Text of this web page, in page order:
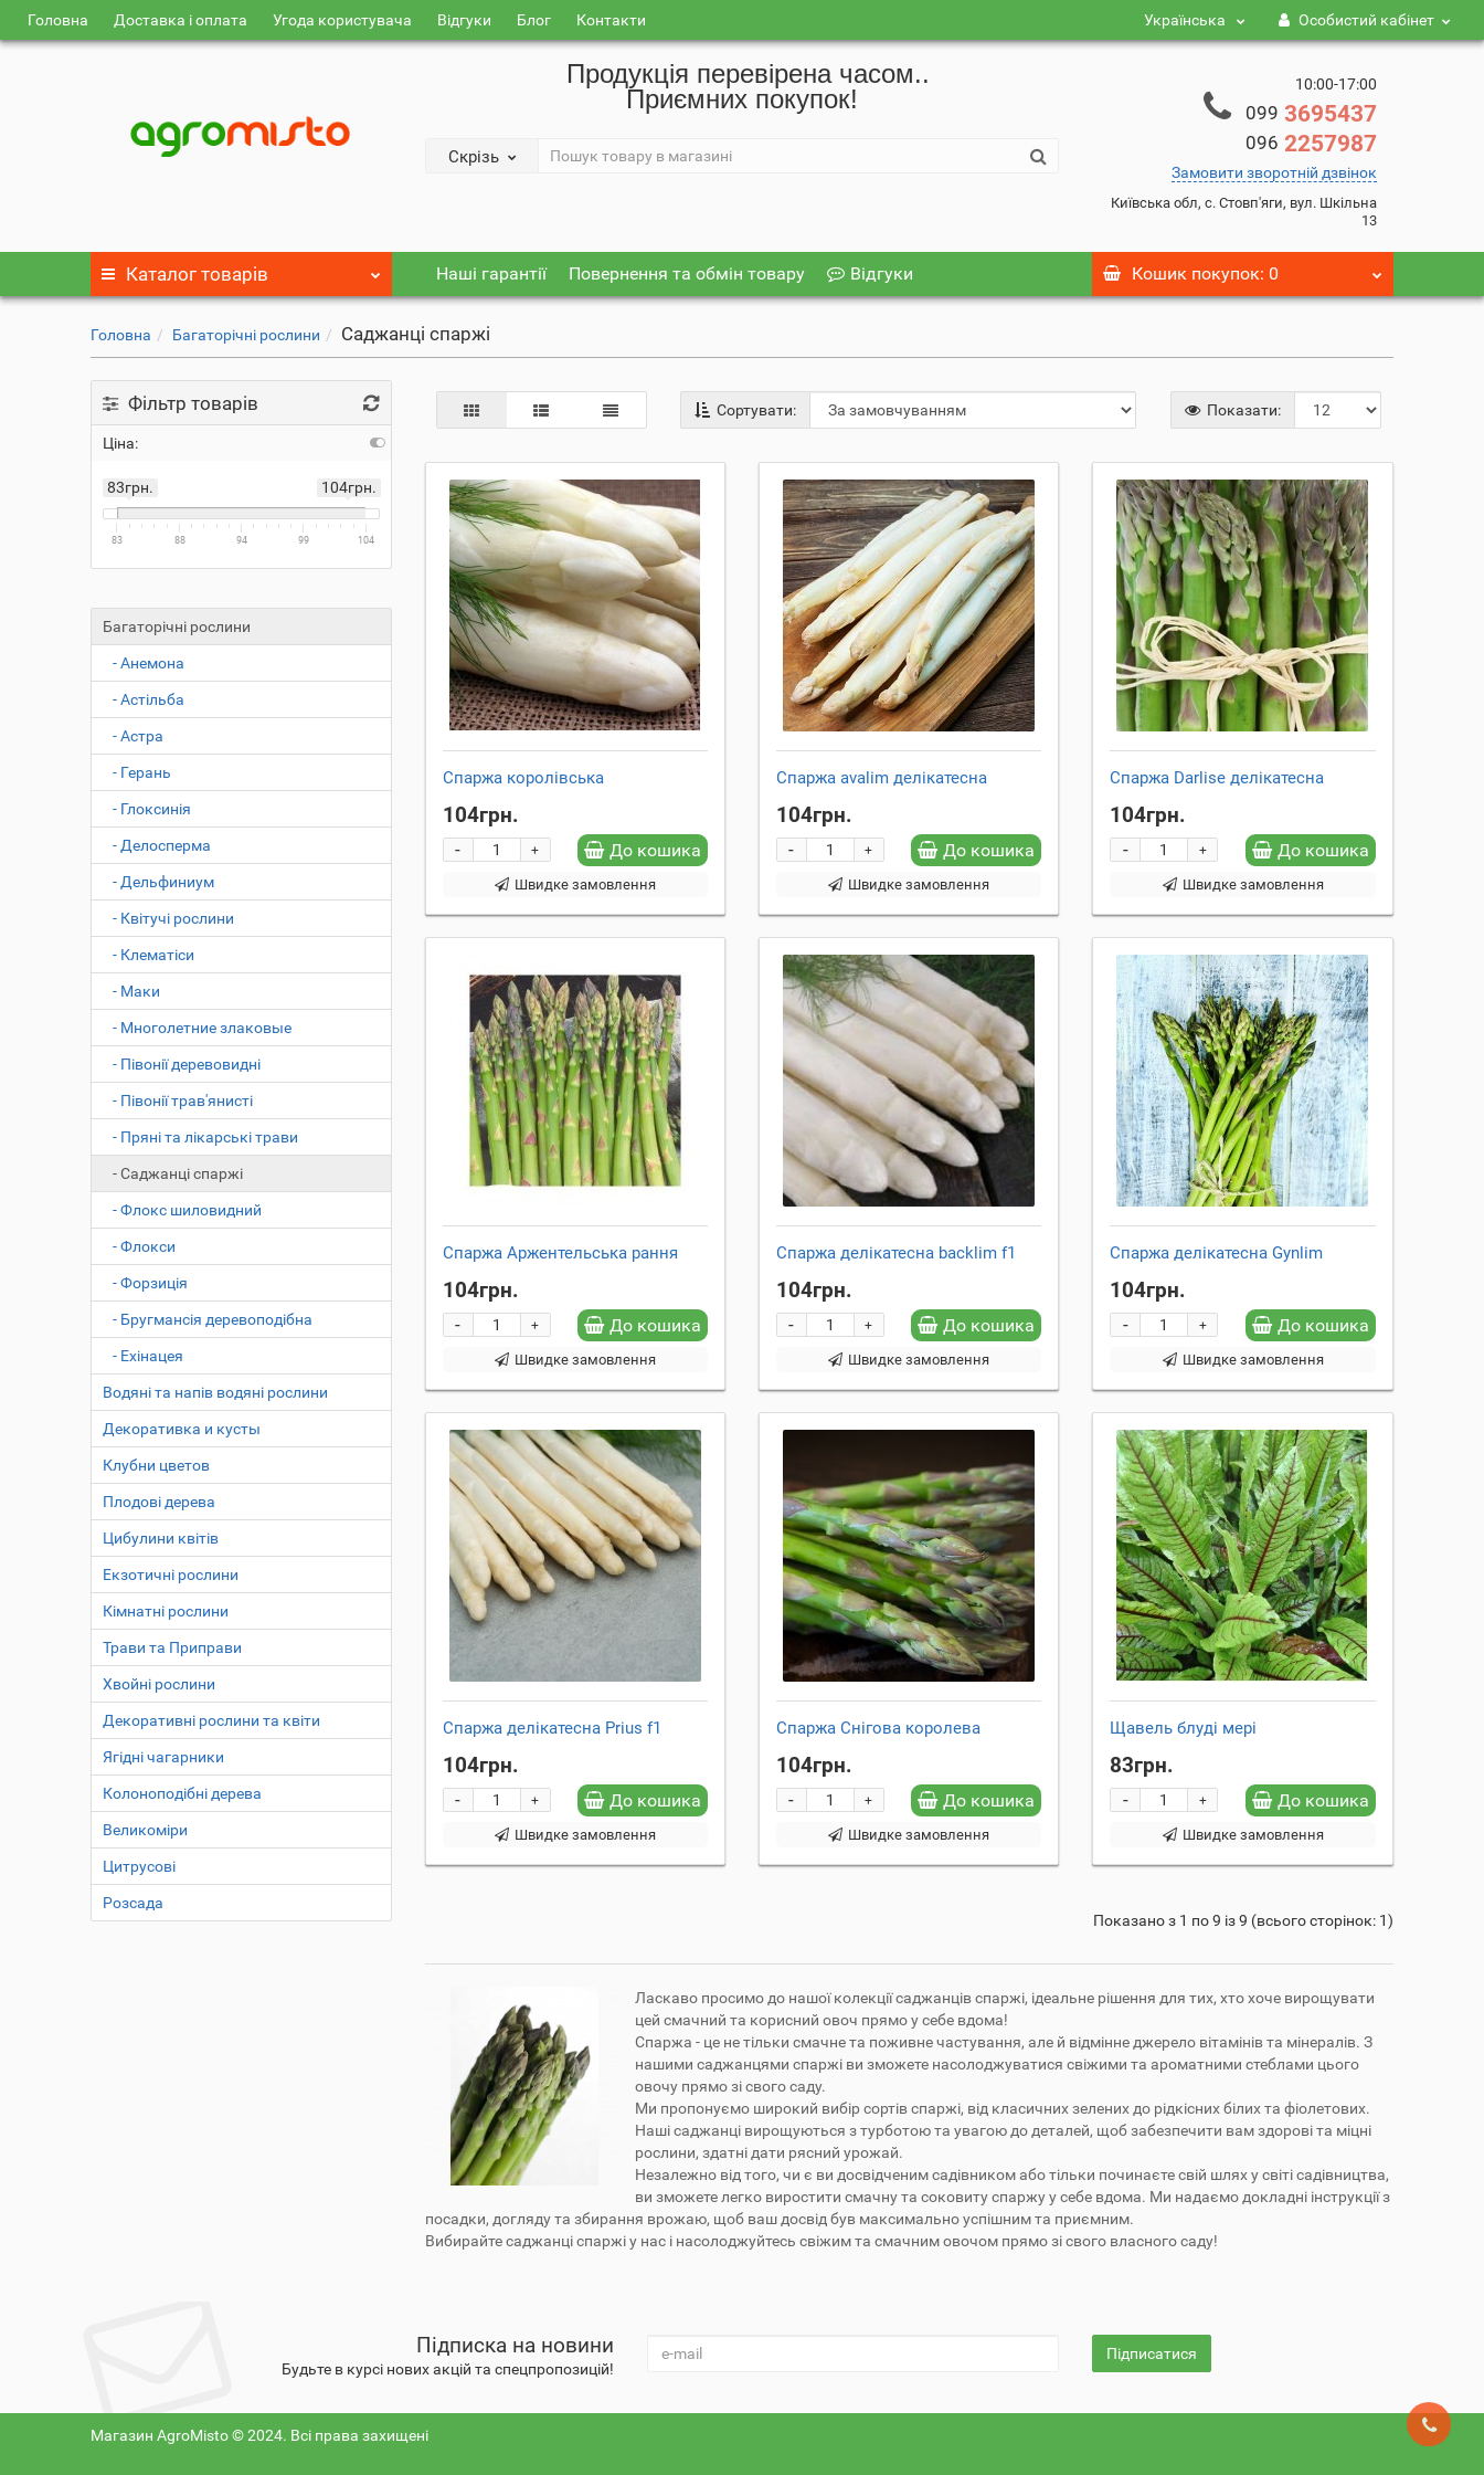
Головна Доставка і оплата Угода користувача Відгуки Блог Контакти Українська Особистий кабінет
Продукція перевірена часом..
Приємних покупок!
Скрізь
10:00-17:00
099 3695437
096 2257987
Замовити зворотній дзвінок
Київська обл, с. Стовп'яги, вул. Шкільна
13
Каталог товарів Наші гарантії Повернення та обмін товару Відгуки Кошик покупок: 0
Головна Багаторічні рослини Саджанці спаржі
Фільтр товарів
Ціна:
83грн. 104грн.
83 88 94 99 104
Багаторічні рослини
- Анемона
- Астільба
- Астра
- Герань
- Глоксинія
- Делосперма
- Дельфиниум
- Квітучі рослини
- Клематіси
- Маки
- Многолетние злаковые
- Півонії деревовидні
- Півонії трав'янисті
- Пряні та лікарські трави
- Саджанці спаржі
- Флокс шиловидний
- Флокси
- Форзиція
- Бругмансія деревоподібна
- Ехінацея
Водяні та напів водяні рослини
Декоративка и кусты
Клубни цветов
Плодові дерева
Цибулини квітів
Екзотичні рослини
Кімнатні рослини
Трави та Приправи
Хвойні рослини
Декоративні рослини та квіти
Ягідні чагарники
Колоноподібні дерева
Великоміри
Цитрусові
Розсада
Сортувати: Показати:
Cпаржа королівська
104грн.
+
- До кошика
Швидке замовлення
Спаржа avalim делікатесна
104грн.
+
- До кошика
Швидке замовлення
Спаржа Darlise делікатесна
104грн.
+
- До кошика
Швидке замовлення
Спаржа Аржентельська рання
104грн.
+
- До кошика
Швидке замовлення
Спаржа делікатесна backlim f1
104грн.
+
- До кошика
Швидке замовлення
Спаржа делікатесна Gynlim
104грн.
+
- До кошика
Швидке замовлення
Спаржа делікатесна Prius f1
104грн.
+
- До кошика
Швидке замовлення
Спаржа Снігова королева
104грн.
+
- До кошика
Швидке замовлення
Щавель блуді мері
83грн.
+
- До кошика
Швидке замовлення
Показано з 1 по 9 із 9 (всього сторінок: 1)
Ласкаво просимо до нашої колекції саджанців спаржі, ідеальне рішення для тих, хто хоче вирощувати
цей смачний та корисний овоч прямо у себе вдома!
Спаржа - це не тільки смачне та поживне частування, але й відмінне джерело вітамінів та мінералів. З
нашими саджанцями спаржі ви зможете насолоджуватися свіжими та ароматними стеблами цього
овочу прямо зі свого саду.
Ми пропонуємо широкий вибір сортів спаржі, від класичних зелених до рідкісних білих та фіолетових.
Наші саджанці вирощуються з турботою та увагою до деталей, щоб забезпечити вам здорові та міцні
рослини, здатні дати рясний урожай.
Незалежно від того, чи є ви досвідченим садівником або тільки починаєте свій шлях у світі садівництва,
ви зможете легко виростити смачну та соковиту спаржу у себе вдома. Ми надаємо докладні інструкції з
посадки, догляду та збирання врожаю, щоб ваш досвід був максимально успішним та приємним.
Вибирайте саджанці спаржі у нас і насолоджуйтесь свіжим та смачним овочом прямо зі свого власного саду!
Підписка на новини
Будьте в курсі нових акцій та спецпропозицій!
Підписатися
Магазин AgroMisto © 2024. Всі права захищені